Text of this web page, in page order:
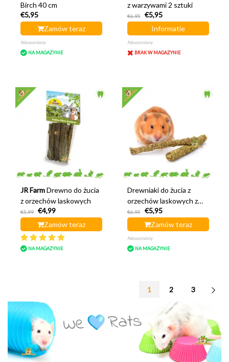
Birch 40 cm
€5,95
Zamów teraz
Nieoceniony
NA MAGAZYNIE
z warzywami 2 sztuki
€6,95
€5,95
Informatie
Nieoceniony
BRAK W MAGAZYNIE
JR Farm Drewno do żucia
z orzechów laskowych
€5,99
€4,99
Zamów teraz
NA MAGAZYNIE
Drewniaki do żucia z
orzechów laskowych z
koniczyną i liściem
truskawki
€6,95
€5,95
Zamów teraz
Nieoceniony
NA MAGAZYNIE
1 2 3